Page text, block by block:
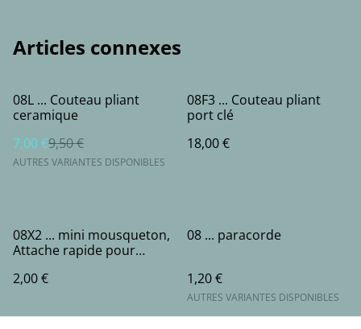
Articles connexes
%
08L ... Couteau pliant
ceramique
7,00 €9,50 €
AUTRES VARIANTES DISPONIBLES
08F3 ... Couteau pliant
port clé
18,00 €
08X2 ... mini mousqueton,
Attache rapide pour
2,00 €
08 ... paracorde
1,20 €
AUTRES VARIANTES DISPONIBLES